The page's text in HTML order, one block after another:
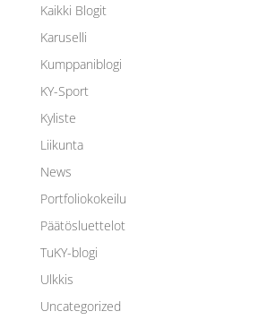
Kaikki Blogit
Karuselli
Kumppaniblogi
KY-Sport
Kyliste
Liikunta
News
Portfoliokokeilu
Päätösluettelot
TuKY-blogi
Ulkkis
Uncategorized